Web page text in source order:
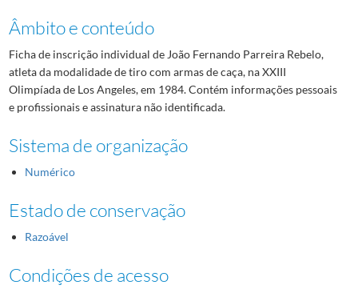
Âmbito e conteúdo
Ficha de inscrição individual de João Fernando Parreira Rebelo,
atleta da modalidade de tiro com armas de caça, na XXIII
Olimpíada de Los Angeles, em 1984. Contém informações pessoais
e profissionais e assinatura não identificada.
Sistema de organização
Numérico
Estado de conservação
Razoável
Condições de acesso